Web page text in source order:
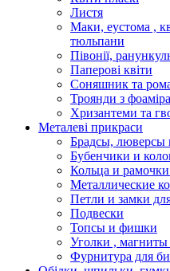
Листя
Маки, еустома ,
тюльпани
Півонії,
Паперові квіти
Соняшник та
Троянди з
Хризантеми та
Металеві прикраси
Брадсы, люверсы
Бубенчики и
Кольца и
Металлические
Петли и замки
Подвески
Топсы и фишки
Уголки ,
Фурнитура для